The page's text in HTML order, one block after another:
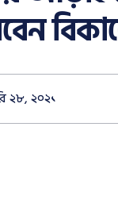
২৮, ২০২১